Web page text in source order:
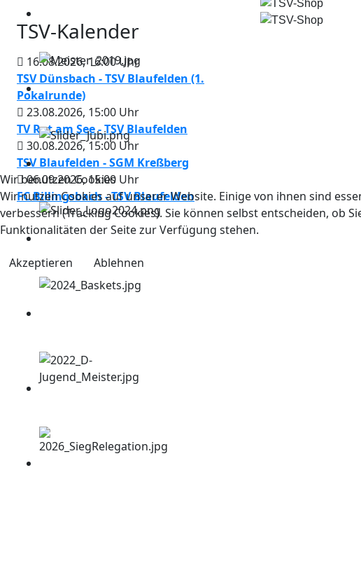
TSV-Kalender
16.08.2026,16:00Uhr
TSV Dünsbach - TSV Blaufelden (1.
Pokalrunde)
23.08.2026, 15:00 Uhr
TV Rot am See - TSV Blaufelden
30.08.2026,15:00 Uhr
TSV Blaufelden - SGM Kreßberg
06.09.2026,15:00 Uhr
FC Billingsbach - TSV Blaufelden
Wir benutzen Cookies
Wir nutzen Cookies auf unserer Website. Einige von ihnen sind
verbessern (Tracking Cookies). Sie können selbst entscheiden, ob
Funktionalitäten der Seite zur Verfügung stehen.
Akzeptieren
Ablehnen